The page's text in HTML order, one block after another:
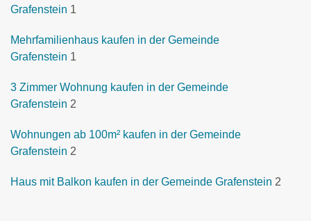
Grafenstein 1
Mehrfamilienhaus kaufen in der Gemeinde
Grafenstein 1
3 Zimmer Wohnung kaufen in der Gemeinde
Grafenstein 2
Wohnungen ab 100m² kaufen in der Gemeinde
Grafenstein 2
Haus mit Balkon kaufen in der Gemeinde Grafenstein 2